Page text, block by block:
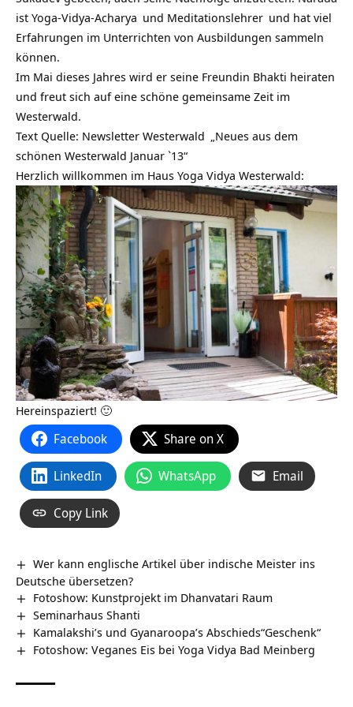
ist Yoga-Vidya-Acharya und Meditationslehrer und hat viel
Erfahrungen im Unterrichten von Ausbildungen sammeln
können.
Im Mai dieses Jahres wird er seine Freundin Bhakti heiraten
und freut sich auf eine schöne gemeinsame Zeit im
Westerwald.
Text Quelle: Newsletter Westerwald „Neues aus dem
schönen Westerwald Januar `13“
Herzlich willkommen im Haus Yoga Vidya Westerwald:
Hereinspaziert! 🙂
Facebook Share on X
LinkedIn WhatsApp Email
Copy Link
Wer kann englische Artikel über indische Meister ins
Deutsche übersetzen?
Fotoshow: Kunstprojekt im Dhanvatari Raum
Seminarhaus Shanti
Kamalakshi’s und Gyanaroopa’s Abschieds“Geschenk“
Fotoshow: Veganes Eis bei Yoga Vidya Bad Meinberg